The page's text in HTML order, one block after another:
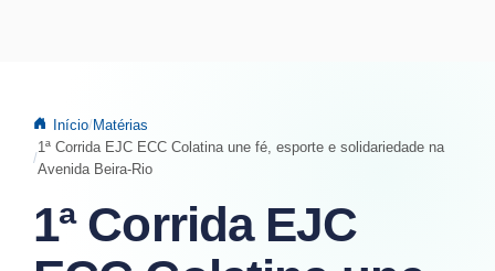
Início Matérias
1ª Corrida EJC ECC Colatina une fé, esporte e solidariedade na
Avenida Beira-Rio
1ª Corrida EJC